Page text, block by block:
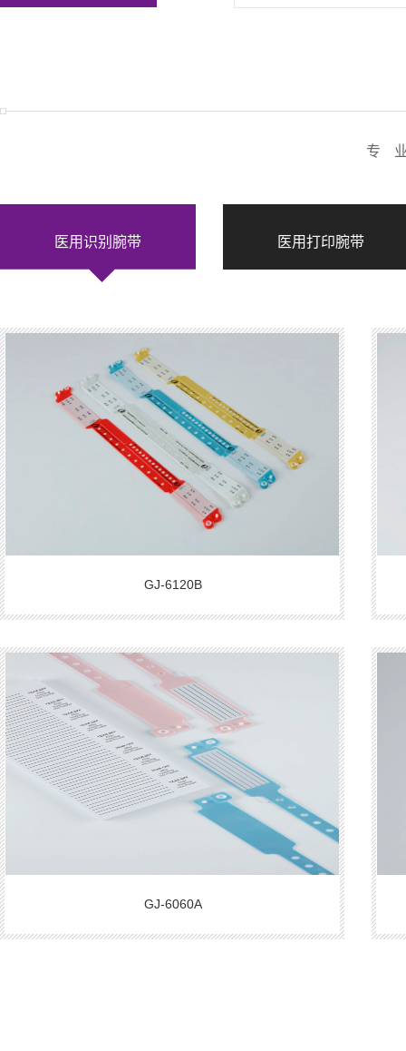
专
医用识别腕带 医用打印腕带
GJ-6120B
GJ-6060A